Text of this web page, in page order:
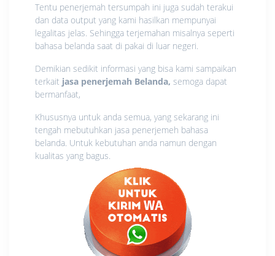
Tentu penerjemah tersumpah ini juga sudah terakui
dan data output yang kami hasilkan mempunyai
legalitas jelas. Sehingga terjemahan misalnya seperti
bahasa belanda saat di pakai di luar negeri.
Demikian sedikit informasi yang bisa kami sampaikan
terkait jasa penerjemah Belanda, semoga dapat
bermanfaat,
Khususnya untuk anda semua, yang sekarang ini
tengah mebutuhkan jasa penerjemeh bahasa
belanda. Untuk kebutuhan anda namun dengan
kualitas yang bagus.